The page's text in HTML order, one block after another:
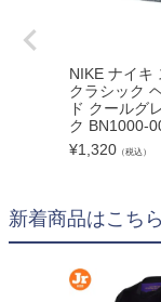
NIKE ナイキ
クラシック
ド クールグ
ク BN1000-
¥1,320 （税込）
新着商品はこちら